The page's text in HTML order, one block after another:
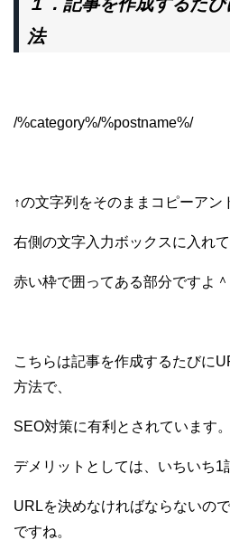
法
/%category%/%postname%/
↑の文字列をそのままコピーアン
右側の文字入力ボックスに入れて
赤い枠で囲ってある部分ですよ＾
こちらは記事を作成するたびに
方法で、
SEO対策に有利とされています。
デメリットとしては、いちいち1
URLを決めなければならないの
ですね。